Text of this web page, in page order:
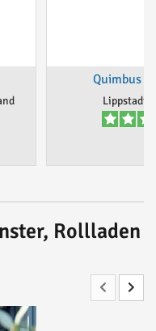
Quimbus
Lippstadt,
Rollladen